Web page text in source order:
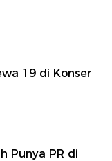
19 di Konser
Punya PR di